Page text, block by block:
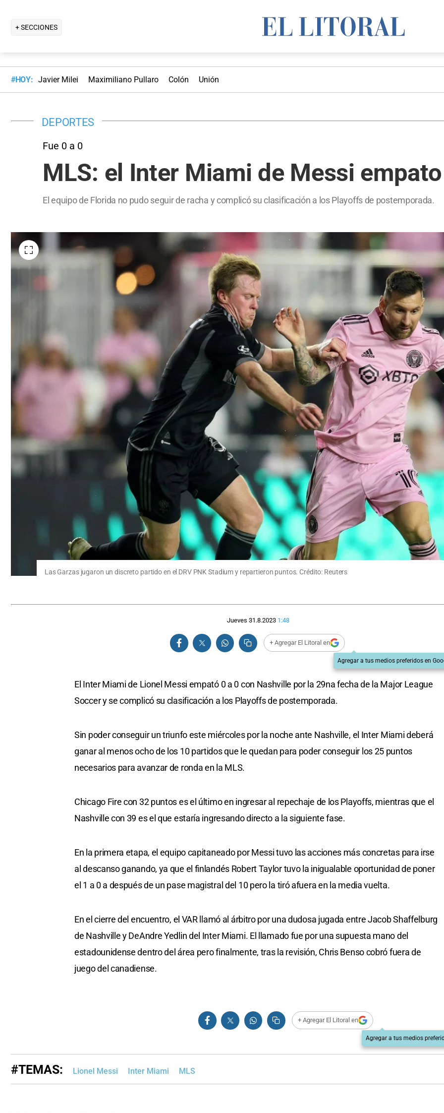
+ SECCIONES
#HOY: Javier Milei Maximiliano Pullaro Colón Unión
DEPORTES
Fue 0 a 0
MLS: el Inter Miami de Messi
El equipo de Florida no pudo seguir de racha y complicó su clasificación a los Playoffs de postemporada.
Las Garzas jugaron un discreto partido en el DRV PNK Stadium y repartieron puntos. Crédito: Reuters
Jueves 31.8.2023 1:48
+ Agregar El Litoral en
Agregar a tus medios preferidos en
El Inter Miami de Lionel Messi empató 0 a 0 con Nashville por la 29na fecha de la Major League
Soccer y se complicó su clasificación a los Playoffs de postemporada.
Sin poder conseguir un triunfo este miércoles por la noche ante Nashville, el Inter Miami deberá
ganar al menos ocho de los 10 partidos que le quedan para poder conseguir los 25 puntos
necesarios para avanzar de ronda en la MLS.
Chicago Fire con 32 puntos es el último en ingresar al repechaje de los Playoffs, mientras que el
Nashville con 39 es el que estaría ingresando directo a la siguiente fase.
En la primera etapa, el equipo capitaneado por Messi tuvo las acciones más concretas para irse
al descanso ganando, ya que el finlandés Robert Taylor tuvo la inigualable oportunidad de poner
el 1 a 0 a después de un pase magistral del 10 pero la tiró afuera en la media vuelta.
En el cierre del encuentro, el VAR llamó al árbitro por una dudosa jugada entre Jacob Shaffelburg
de Nashville y DeAndre Yedlin del Inter Miami. El llamado fue por una supuesta mano del
estadounidense dentro del área pero finalmente, tras la revisión, Chris Benso cobró fuera de
juego del canadiense.
+ Agregar El Litoral en
Agregar a tus medios
#TEMAS: Lionel Messi Inter Miami MLS